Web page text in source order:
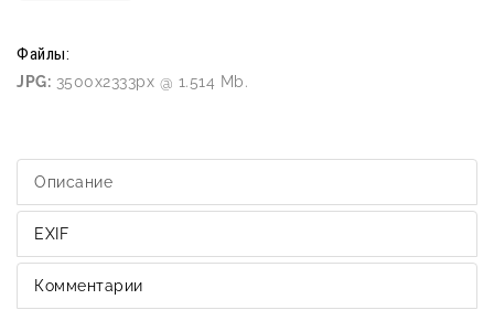
Файлы:
JPG: 3500x2333px @ 1.514 Mb.
Описание
EXIF
Комментарии